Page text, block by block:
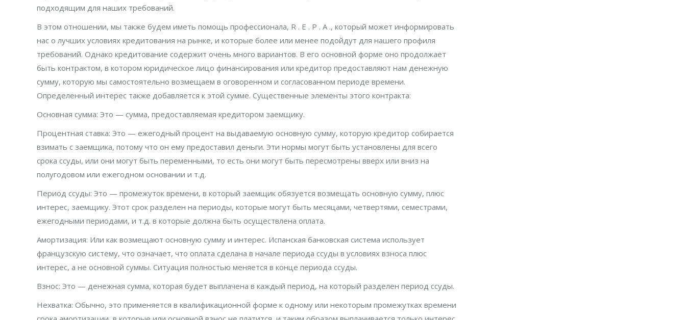
подходящим для наших требований.
В этом отношении, мы также будем иметь помощь профессионала, R . E . P . A ., который может информировать
нас о лучших условиях кредитования на рынке, и которые более или менее подойдут для нашего профиля
требований. Однако кредитование содержит очень много вариантов. В его основной форме оно продолжает
быть контрактом, в котором юридическое лицо финансирования или кредитор предоставляют нам денежную
сумму, которую мы самостоятельно возмещаем в оговоренном и согласованном периоде времени.
Определенный интерес также добавляется к этой сумме. Существенные элементы этого контракта:
Основная сумма: Это — сумма, предоставляемая кредитором заемщику.
Процентная ставка: Это — ежегодный процент на выдаваемую основную сумму, которую кредитор собирается
взимать с заемщика, потому что он ему предоставил деньги. Эти нормы могут быть установлены для всего
срока ссуды, или они могут быть переменными, то есть они могут быть пересмотрены вверх или вниз на
полугодовом или ежегодном основании и т.д.
Период ссуды: Это — промежуток времени, в который заемщик обязуется возмещать основную сумму, плюс
интерес, заемщику. Этот срок разделен на периоды, которые могут быть месяцами, четвертями, семестрами,
ежегодными периодами, и т.д. в которые должна быть осуществлена оплата.
Амортизация: Или как возмещают основную сумму и интерес. Испанская банковская система использует
французскую систему, что означает, что оплата сделана в начале периода ссуды в условиях взноса плюс
интерес, а не основной суммы. Ситуация полностью меняется в конце периода ссуды.
Взнос: Это — денежная сумма, которая будет выплачена в каждый период, на который разделен период ссуды.
Нехватка: Обычно, это применяется в квалификационной форме к одному или некоторым промежутках времени